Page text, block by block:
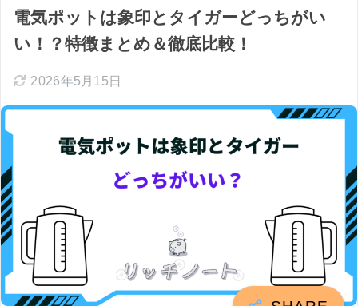
電気ポットは象印とタイガーどっちがい
い！？特徴まとめ＆徹底比較！
2026年5月15日